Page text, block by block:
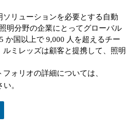
リューションを必要とする自動
明分野の企業にとってグローバル
か国以上で 9,000 人を超えるチー
ミレッズは顧客と提携して、照明
ォリオの詳細については、
。